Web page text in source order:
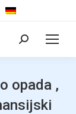
Search:
opada ,